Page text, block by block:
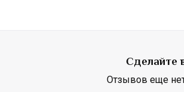
Сделайте
Отзывов еще